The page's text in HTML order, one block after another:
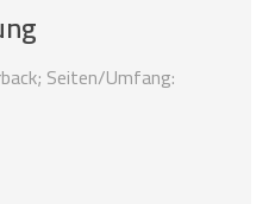
Seiten/Umfang: